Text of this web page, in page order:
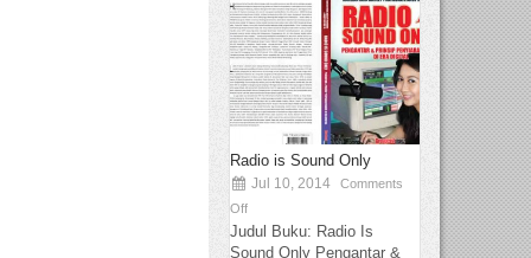
Radio is Sound Only
Jul 10, 2014
Comments
Off
Judul Buku: Radio Is
Sound Only Pengantar &